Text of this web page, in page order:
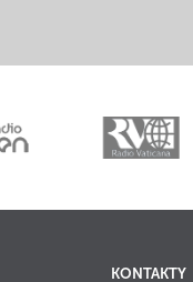
KONTAKTY